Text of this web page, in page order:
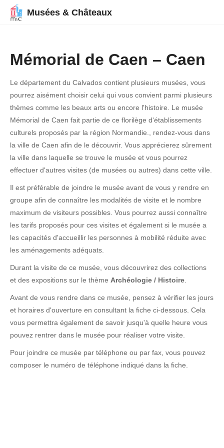
Musées & Châteaux
Mémorial de Caen – Caen
Le département du Calvados contient plusieurs musées, vous
pourrez aisément choisir celui qui vous convient parmi plusieurs
thèmes comme les beaux arts ou encore l'histoire. Le musée
Mémorial de Caen fait partie de ce florilège d'établissements
culturels proposés par la région Normandie., rendez-vous dans
la ville de Caen afin de le découvrir. Vous apprécierez sûrement
la ville dans laquelle se trouve le musée et vous pourrez
effectuer d'autres visites (de musées ou autres) dans cette ville.
Il est préférable de joindre le musée avant de vous y rendre en
groupe afin de connaître les modalités de visite et le nombre
maximum de visiteurs possibles. Vous pourrez aussi connaître
les tarifs proposés pour ces visites et également si le musée a
les capacités d'accueillir les personnes à mobilité réduite avec
les aménagements adéquats.
Durant la visite de ce musée, vous découvrirez des collections
et des expositions sur le thème Archéologie / Histoire
Avant de vous rendre dans ce musée, pensez à vérifier les jours
et horaires d'ouverture en consultant la fiche ci-dessous. Cela
vous permettra également de savoir jusqu'à quelle heure vous
pouvez rentrer dans le musée pour réaliser votre visite.
Pour joindre ce musée par téléphone ou par fax, vous pouvez
composer le numéro de téléphone indiqué dans la fiche.